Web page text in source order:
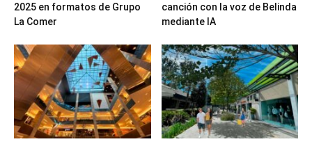
2025 en formatos de Grupo
La Comer
canción con la voz de Belinda
mediante IA